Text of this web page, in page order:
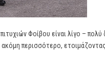
Φοίβου είναι λίγο –
περισσότερο, ετοιμάζοντας